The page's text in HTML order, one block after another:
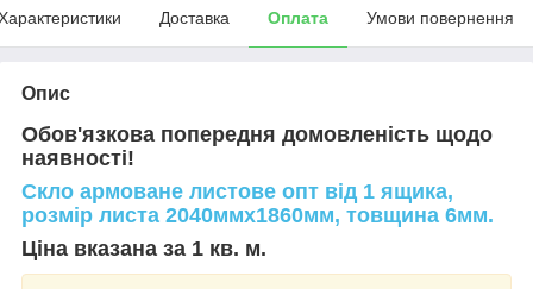
Доставка Оплата Умови повернення
Опис
Обов'язкова попередня домовленість щодо
наявності!
Скло армоване листове опт від 1 ящика,
розмір листа 2040ммх1860мм, товщина 6мм.
Ціна вказана за 1 кв. м.